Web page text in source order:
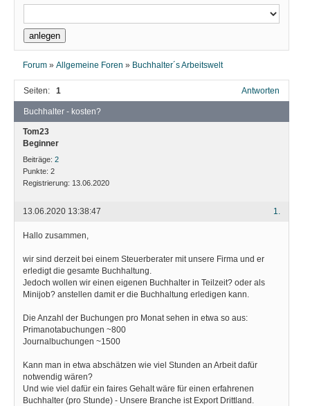
Forum »Allgemeine Foren » Buchhalter´s Arbeitswelt
Seiten: 1 Antworten
Buchhalter - kosten?
Tom23
Beginner
Beiträge: 2
Punkte: 2
Registrierung: 13.06.2020
1.
13.06.2020 13:38:47
Hallo zusammen,
wir sind derzeit bei einem Steuerberater mit unsere Firma und er
erledigt die gesamte Buchhaltung.
Jedoch wollen wir einen eigenen Buchhalter in Teilzeit? oder als
Minijob? anstellen damit er die Buchhaltung erledigen kann.
Die Anzahl der Buchungen pro Monat sehen in etwa so aus:
Primanotabuchungen ~800
Journalbuchungen ~1500
Kann man in etwa abschätzen wie viel Stunden an Arbeit dafür
notwendig wären?
Und wie viel dafür ein faires Gehalt wäre für einen erfahrenen
Buchhalter (pro Stunde) - Unsere Branche ist Export Drittland.